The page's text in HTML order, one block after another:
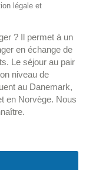
légale et
? Il permet à un
en échange de
Le séjour au pair
niveau de
au Danemark,
en Norvège. Nous